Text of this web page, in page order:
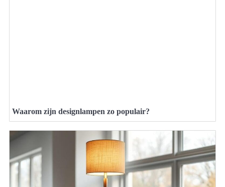
Waarom zijn designlampen zo populair?